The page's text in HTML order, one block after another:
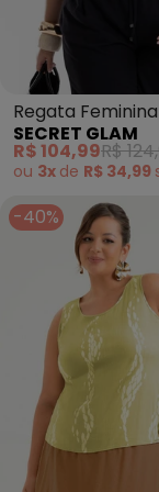
Regata
Listrada (Preto)
SECRET GLAM
R$ 104,99R$
ou 3x de R$ 34,99
-40%